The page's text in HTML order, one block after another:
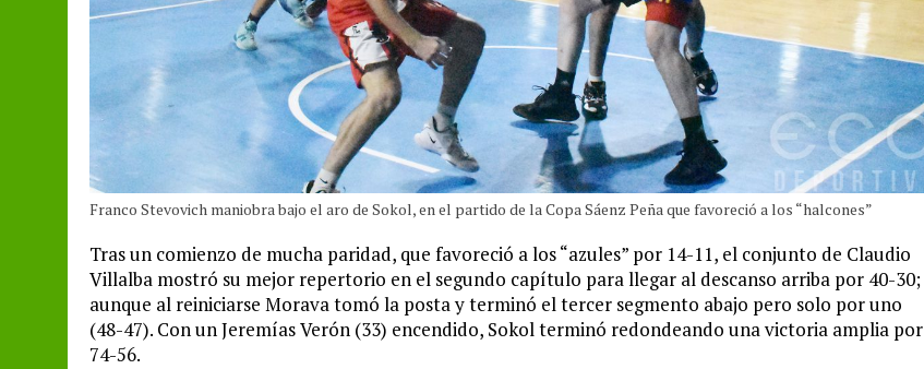
Franco Stevovich maniobra bajo el aro de Sokol, en el partido de la Copa Sáenz Peña que favoreció a los “halcones”
Tras un comienzo de mucha paridad, que favoreció a los “azules” por 14-11, el conjunto de Claudio
Villalba mostró su mejor repertorio en el segundo capítulo para llegar al descanso arriba por 40-30;
aunque al reiniciarse Morava tomó la posta y terminó el tercer segmento abajo pero solo por uno
(48-47). Con un Jeremías Verón (33) encendido, Sokol terminó redondeando una victoria amplia por
74-56.